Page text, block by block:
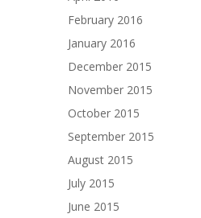
February 2016
January 2016
December 2015
November 2015
October 2015
September 2015
August 2015
July 2015
June 2015